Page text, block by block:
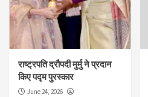
राष्ट्रपति द्रौपदी मुर्मु ने प्रदान
किए पद्म पुरस्कार
June 24, 2026